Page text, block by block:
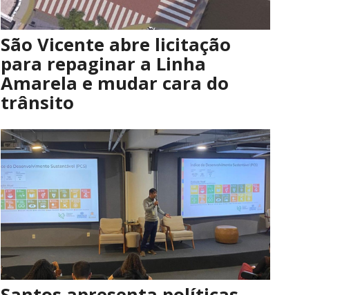
São Vicente abre licitação
para repaginar a Linha
Amarela e mudar cara do
trânsito